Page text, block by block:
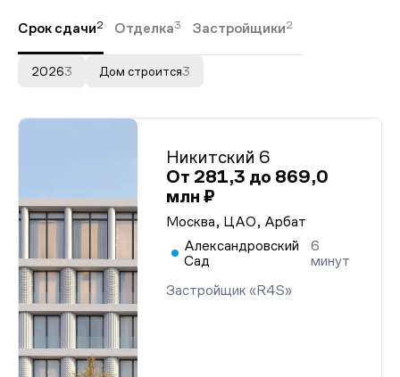
Срок сдачи2 Отделка3 Застройщики2
20263 Дом строится3
Никитский 6
От 281,3 до 869,0
млн ₽
Москва, ЦАО, Арбат
Александровский
Сад
6
минут
Застройщик «R4S»